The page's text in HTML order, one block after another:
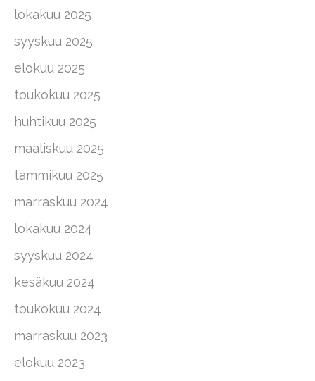
lokakuu 2025
syyskuu 2025
elokuu 2025
toukokuu 2025
huhtikuu 2025
maaliskuu 2025
tammikuu 2025
marraskuu 2024
lokakuu 2024
syyskuu 2024
kesäkuu 2024
toukokuu 2024
marraskuu 2023
elokuu 2023